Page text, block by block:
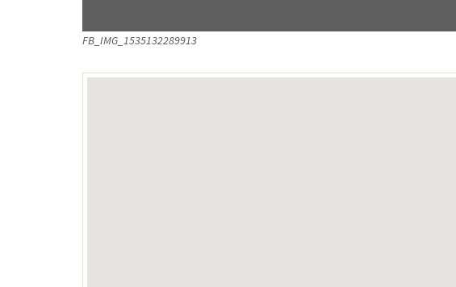
FB_IMG_1535132289913